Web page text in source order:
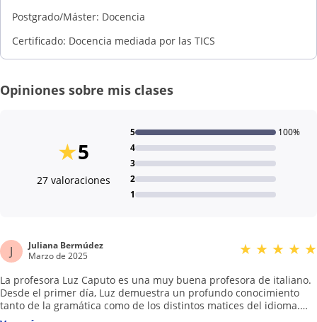
Postgrado/Máster: Docencia
Certificado: Docencia mediada por las TICS
Opiniones sobre mis clases
5
★
27 valoraciones
1
2
3
4
5 100%
J
Juliana Bermúdez
Marzo de 2025
★ ★ ★ ★ ★
La profesora Luz Caputo es una muy buena profesora de italiano.
Desde el primer día, Luz demuestra un profundo conocimiento
tanto de la gramática como de los distintos matices del idioma.
Sus explicaciones son claras, precisas y siempre adaptadas al